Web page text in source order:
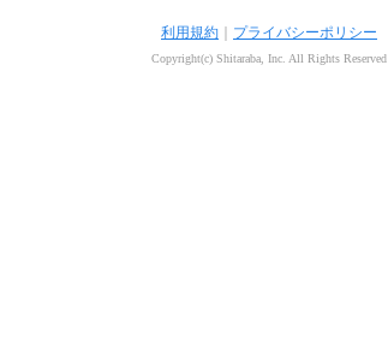
利用規約 プライバシーポリシー
Copyright(c) Shitaraba, Inc. All Rights Reserved